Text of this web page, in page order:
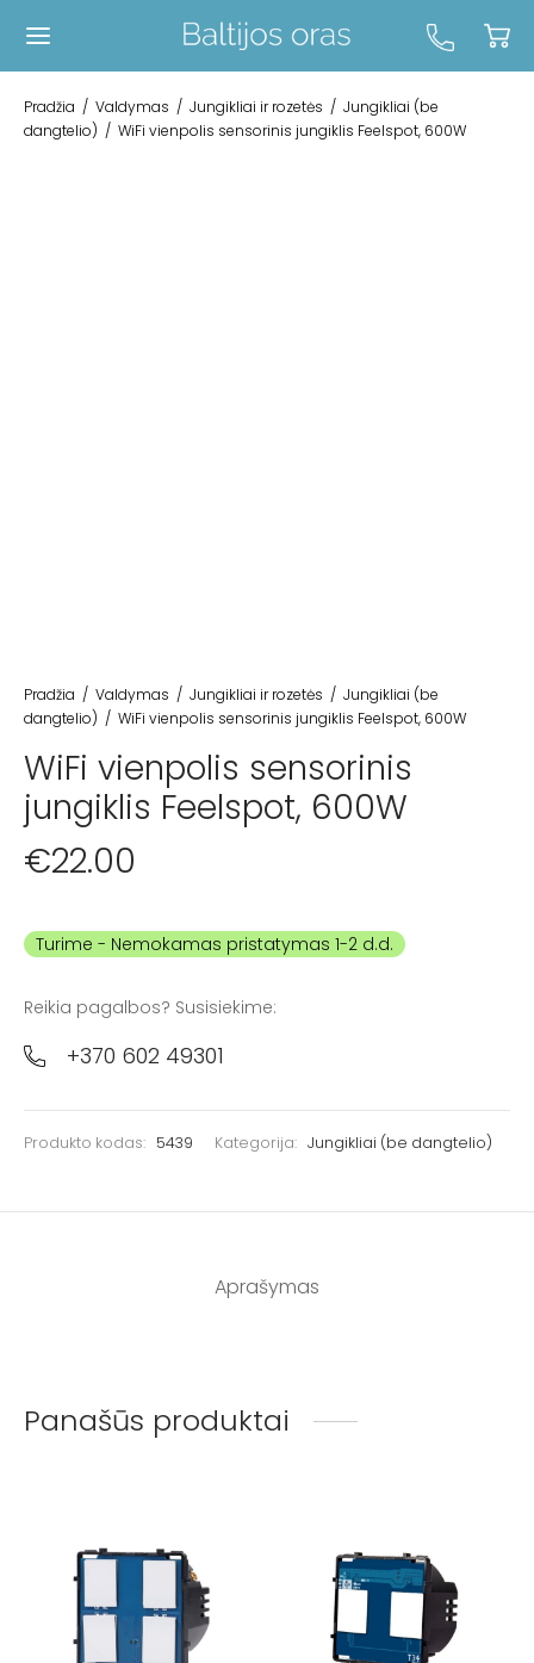
Pradžia / Valdymas / Jungikliai ir rozetės / Jungikliai (be
dangtelio) / WiFi vienpolis sensorinis jungiklis Feelspot, 600W
Pradžia / Valdymas / Jungikliai ir rozetės / Jungikliai (be
dangtelio) / WiFi vienpolis sensorinis jungiklis Feelspot, 600W
WiFi vienpolis sensorinis
jungiklis Feelspot, 600W
€22.00
Turime
Reikia pagalbos? Susisiekime:
+370 602 49301
Produkto kodas: 5439 Kategorija: Jungikliai (be dangtelio)
Aprašymas
Panašūs produktai